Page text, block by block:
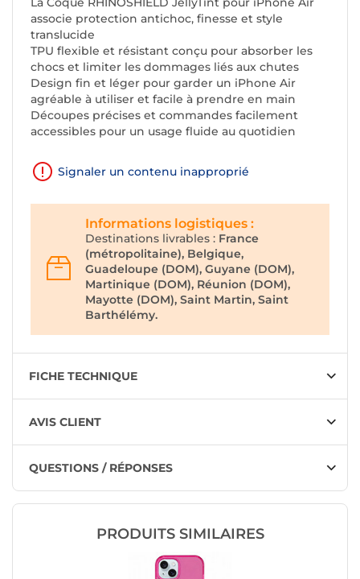
associe protection antichoc, finesse et style
translucide
TPU flexible et résistant conçu pour absorber les
chocs et limiter les dommages liés aux chutes
Design fin et léger pour garder un iPhone Air
agréable à utiliser et facile à prendre en main
Découpes précises et commandes facilement
accessibles pour un usage fluide au quotidien
Signaler un contenu inapproprié
Informations logistiques :
Destinations livrables : France
(métropolitaine), Belgique,
Guadeloupe (DOM), Guyane (DOM),
Martinique (DOM), Réunion (DOM),
Mayotte (DOM), Saint Martin, Saint
Barthélémy.
FICHE TECHNIQUE
AVIS CLIENT
QUESTIONS / RÉPONSES
PRODUITS SIMILAIRES